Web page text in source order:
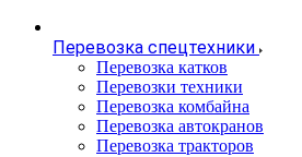
Перевозка спецтехники
Перевозка катков
Перевозки техники
Перевозка комбайна
Перевозка автокранов
Перевозка тракторов